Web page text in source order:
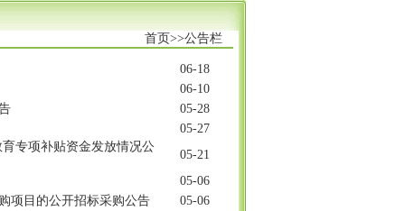
首页>>公告栏
06-18
06-10
05-28
05-27
专项补贴资金发放情况公
05-21
05-06
项目的公开招标采购公告
05-06